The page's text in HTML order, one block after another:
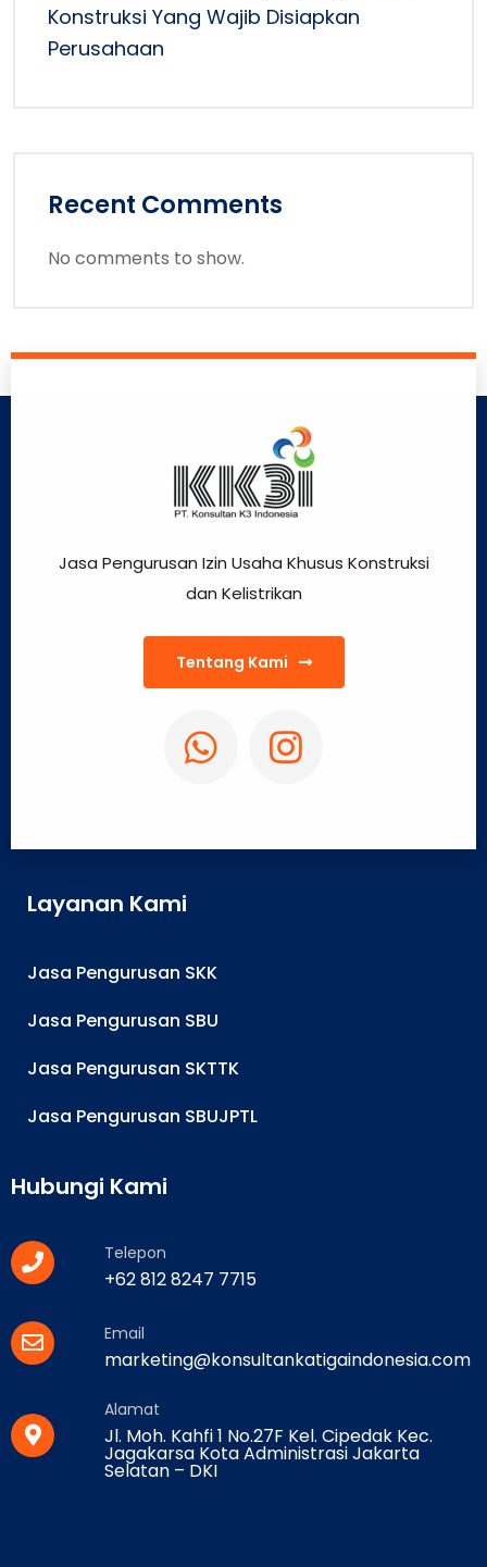
Konstruksi Yang Wajib Disiapkan
Perusahaan
Recent Comments
No comments to show.
Jasa Pengurusan Izin Usaha Khusus Konstruksi
dan Kelistrikan
Tentang Kami
Layanan Kami
Jasa Pengurusan SKK
Jasa Pengurusan SBU
Jasa Pengurusan SKTTK
Jasa Pengurusan SBUJPTL
Hubungi Kami
Telepon
+62 812 8247 7715
Email
marketing@konsultankatigaindonesia.com
Alamat
Jl. Moh. Kahfi 1 No.27F Kel. Cipedak Kec.
Jagakarsa Kota Administrasi Jakarta
Selatan – DKI